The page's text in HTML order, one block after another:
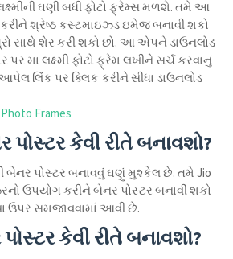
ઘણી બધી ફોટો ફ્રેમ્સ મળશે. તમે આ
શ્રેષ્ઠ કસ્ટમાઇઝ્ડ ઇમેજ બનાવી શકો
સાથે શેર કરી શકો છો. આ એપને ડાઉનલોડ
પર મા લક્ષ્મી ફોટો ફ્રેમ લખીને સર્ચ કરવાનું
લિંક પર ક્લિક કરીને સીધા ડાઉનલોડ
Frames
પોસ્ટર કેવી રીતે બનાવશો?
બેનર પોસ્ટર બનાવવું ઘણું મુશ્કેલ છે. તમે Jio
ઉપયોગ કરીને બેનર પોસ્ટર બનાવી શકો
ઉપર સમજાવવામાં આવી છે.
કેવી રીતે બનાવશો?